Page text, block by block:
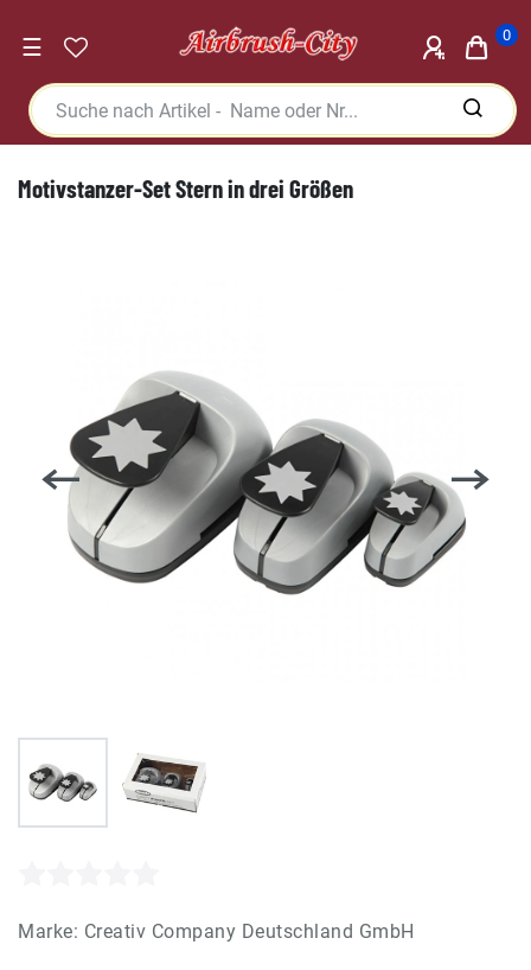
☰ 0
Motivstanzer-Set Stern in drei Größen
Marke: Creativ Company Deutschland GmbH